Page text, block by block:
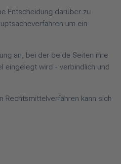
Entscheidung darüber zu
um ein
an, bei der beide Seiten ihre
eingelegt wird - verbindlich und
Rechtsmittelverfahren kann sich